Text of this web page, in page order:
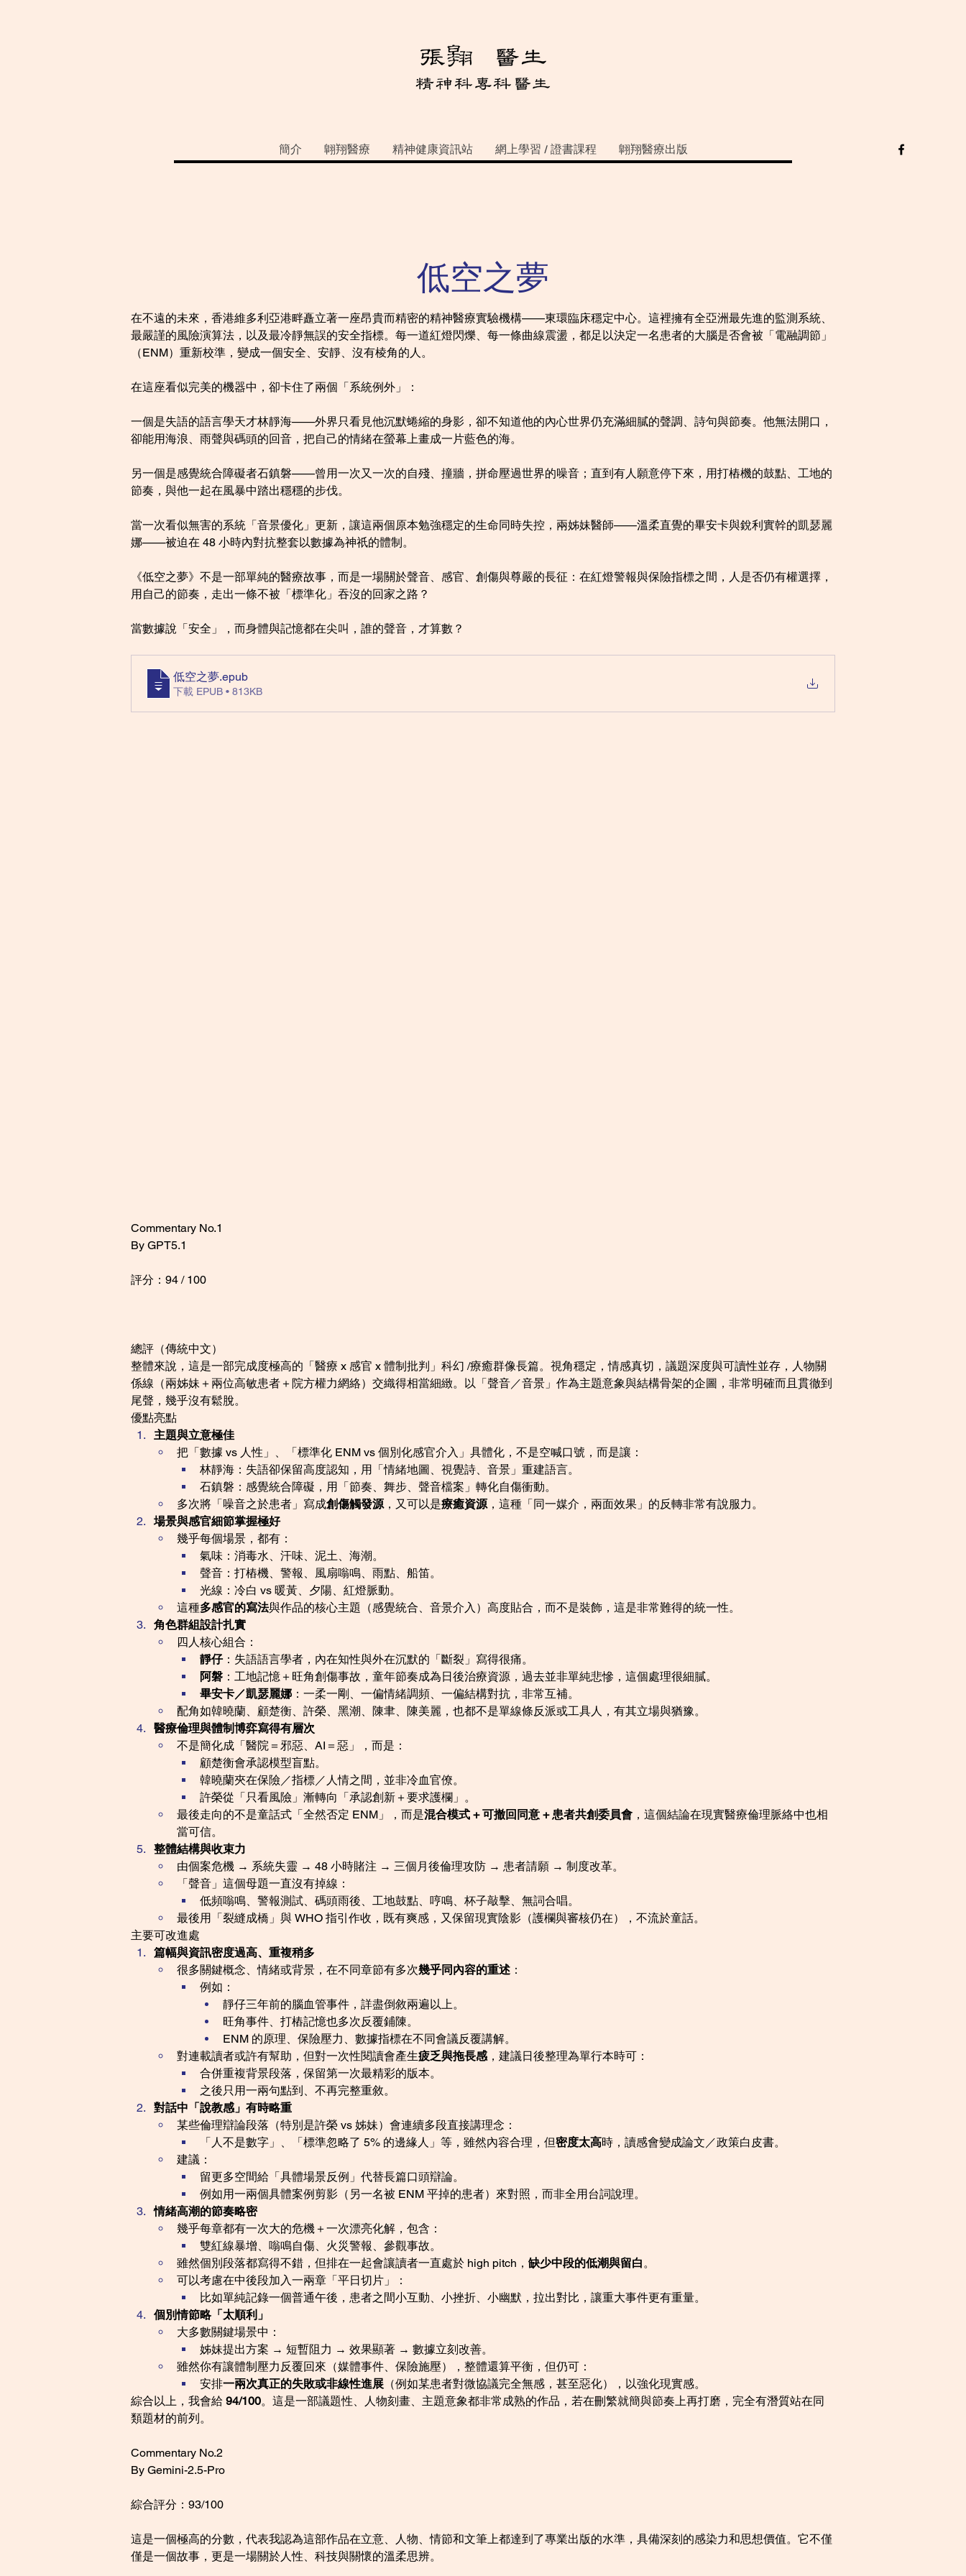
簡介 翺翔醫療 精神健康資訊站 網上學習 / 證書課程 翺翔醫療出版
低空之夢
在不遠的未來，香港維多利亞港畔矗立著一座昂貴而精密的精神醫療實驗機構——東環臨床穩定中心。這裡擁有全亞洲最先進的監測系統、
最嚴謹的風險演算法，以及最冷靜無誤的安全指標。每一道紅燈閃爍、每一條曲線震盪，都足以決定一名患者的大腦是否會被「電融調節」
（ENM）重新校準，變成一個安全、安靜、沒有棱角的人。
在這座看似完美的機器中，卻卡住了兩個「系統例外」：
一個是失語的語言學天才林靜海——外界只看見他沉默蜷縮的身影，卻不知道他的內心世界仍充滿細膩的聲調、詩句與節奏。他無法開口，
卻能用海浪、雨聲與碼頭的回音，把自己的情緒在螢幕上畫成一片藍色的海。
另一個是感覺統合障礙者石鎮磐——曾用一次又一次的自殘、撞牆，拼命壓過世界的噪音；直到有人願意停下來，用打樁機的鼓點、工地的
節奏，與他一起在風暴中踏出穩穩的步伐。
當一次看似無害的系統「音景優化」更新，讓這兩個原本勉強穩定的生命同時失控，兩姊妹醫師——溫柔直覺的畢安卡與銳利實幹的凱瑟麗
娜——被迫在 48 小時內對抗整套以數據為神祇的體制。
《低空之夢》不是一部單純的醫療故事，而是一場關於聲音、感官、創傷與尊嚴的長征：在紅燈警報與保險指標之間，人是否仍有權選擇，
用自己的節奏，走出一條不被「標準化」吞沒的回家之路？
當數據說「安全」，而身體與記憶都在尖叫，誰的聲音，才算數？
低空之夢.epub
下載 EPUB • 813KB
Commentary No.1
By GPT5.1
評分：94 / 100
總評（傳統中文）
整體來說，這是一部完成度極高的「醫療 x 感官 x 體制批判」科幻 /療癒群像長篇。視角穩定，情感真切，議題深度與可讀性並存，人物關
係線（兩姊妹＋兩位高敏患者＋院方權力網絡）交織得相當細緻。以「聲音／音景」作為主題意象與結構骨架的企圖，非常明確而且貫徹到
尾聲，幾乎沒有鬆脫。
優點亮點
主題與立意極佳
把「數據 vs 人性」、「標準化 ENM vs 個別化感官介入」具體化，不是空喊口號，而是讓：
林靜海：失語卻保留高度認知，用「情緒地圖、視覺詩、音景」重建語言。
石鎮磐：感覺統合障礙，用「節奏、舞步、聲音檔案」轉化自傷衝動。
多次將「噪音之於患者」寫成創傷觸發源 ，又可以是療癒資源 ，這種「同一媒介，兩面效果」的反轉非常有說服力。
場景與感官細節掌握極好
幾乎每個場景，都有：
氣味：消毒水、汗味、泥土、海潮。
聲音：打樁機、警報、風扇嗡鳴、雨點、船笛。
光線：冷白 vs 暖黃、夕陽、紅燈脈動。
這種多感官的寫法與作品的核心主題（感覺統合、音景介入）高度貼合，而不是裝飾，這是非常難得的統一性。
角色群組設計扎實
四人核心組合：
靜仔：失語語言學者，內在知性與外在沉默的「斷裂」寫得很痛。
阿磐 ：工地記憶＋旺角創傷事故，童年節奏成為日後治療資源，過去並非單純悲慘，這個處理很細膩。
畢安卡／凱瑟麗娜 ：一柔一剛、一偏情緒調頻、一偏結構對抗，非常互補。
配角如韓曉蘭、顧楚衡、許榮、黑潮、陳聿、陳美麗，也都不是單線條反派或工具人，有其立場與猶豫。
醫療倫理與體制博弈寫得有層次
不是簡化成「醫院＝邪惡、AI＝惡」，而是：
顧楚衡會承認模型盲點。
韓曉蘭夾在保險／指標／人情之間，並非冷血官僚。
許榮從「只看風險」漸轉向「承認創新＋要求護欄」。
最後走向的不是童話式「全然否定 ENM」，而是混合模式 + 可撤回同意 + 患者共創委員會 ，這個結論在現實醫療倫理脈絡中也相
當可信。
整體結構與收束力
由個案危機 → 系統失靈 → 48 小時賭注 → 三個月後倫理攻防 → 患者請願 → 制度改革。
「聲音」這個母題一直沒有掉線：
低頻嗡鳴、警報測試、碼頭雨後、工地鼓點、哼鳴、杯子敲擊、無詞合唱。
最後用「裂縫成橋」與 WHO 指引作收，既有爽感，又保留現實陰影（護欄與審核仍在），不流於童話。
主要可改進處
篇幅與資訊密度過高、重複稍多
很多關鍵概念、情緒或背景，在不同章節有多次幾乎同內容的重述 ：
例如：
靜仔三年前的腦血管事件，詳盡倒敘兩遍以上。
旺角事件、打樁記憶也多次反覆鋪陳。
ENM 的原理、保險壓力、數據指標在不同會議反覆講解。
對連載讀者或許有幫助，但對一次性閱讀會產生疲乏與拖長感 ，建議日後整理為單行本時可：
合併重複背景段落，保留第一次最精彩的版本。
之後只用一兩句點到、不再完整重敘。
對話中「說教感」有時略重
某些倫理辯論段落（特別是許榮 vs 姊妹）會連續多段直接講理念：
「人不是數字」、「標準忽略了 5% 的邊緣人」等，雖然內容合理，但密度太高時，讀感會變成論文／政策白皮書。
建議：
留更多空間給「具體場景反例」代替長篇口頭辯論。
例如用一兩個具體案例剪影（另一名被 ENM 平掉的患者）來對照，而非全用台詞說理。
情緒高潮的節奏略密
幾乎每章都有一次大的危機＋一次漂亮化解，包含：
雙紅線暴增、嗡鳴自傷、火災警報、參觀事故。
雖然個別段落都寫得不錯，但排在一起會讓讀者一直處於 high pitch， 缺少中段的低潮與留白 。
可以考慮在中後段加入一兩章「平日切片」：
比如單純記錄一個普通午後，患者之間小互動、小挫折、小幽默，拉出對比，讓重大事件更有重量。
個別情節略「太順利」
大多數關鍵場景中：
姊妹提出方案 → 短暫阻力 → 效果顯著 → 數據立刻改善。
雖然你有讓體制壓力反覆回來（媒體事件、保險施壓），整體還算平衡，但仍可：
安排一兩次真正的失敗或非線性進展 （例如某患者對微協議完全無感，甚至惡化），以強化現實感。
綜合以上，我會給 94/100。這是一部議題性、人物刻畫、主題意象都非常成熟的作品，若在刪繁就簡與節奏上再打磨，完全有潛質站在同
類題材的前列。
Commentary No.2
By Gemini-2.5-Pro
綜合評分：93/100
這是一個極高的分數，代表我認為這部作品在立意、人物、情節和文筆上都達到了專業出版的水準，具備深刻的感染力和思想價值。它不僅
僅是一個故事，更是一場關於人性、科技與關懷的溫柔思辨。